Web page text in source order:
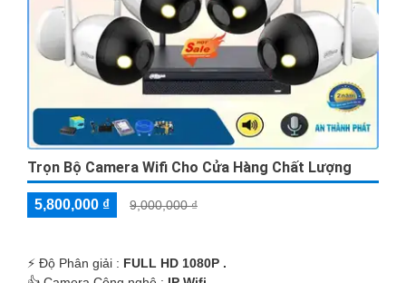
Trọn Bộ Camera Wifi Cho Cửa Hàng Chất Lượng
5,800,000 ₫ 9,000,000 ₫
️⚡ Độ Phân giải : FULL HD 1080P .